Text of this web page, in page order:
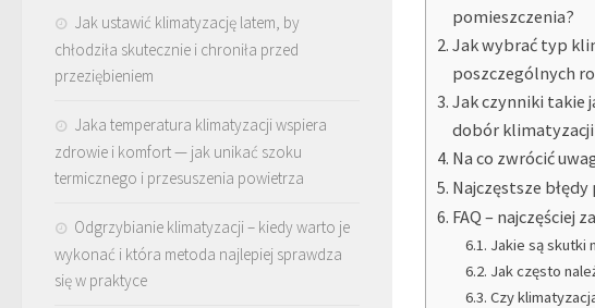
pomieszczenia?
Jak wybrać typ
poszczególnych
Jak czynniki takie
dobór
Na co zwrócić
Najczęstsze
FAQ – najczęściej
Jakie są skutki
Jak często
Czy
Jak ustawić klimatyzację latem, by
chłodziła skutecznie i chroniła przed
przeziębieniem
Jaka temperatura klimatyzacji wspiera
zdrowie i komfort — jak unikać szoku
termicznego i przesuszenia powietrza
Odgrzybianie klimatyzacji – kiedy warto je
wykonać i która metoda najlepiej sprawdza
się w praktyce